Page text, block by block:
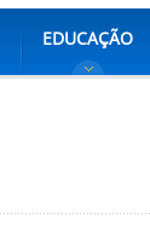
EDUCAÇÃO